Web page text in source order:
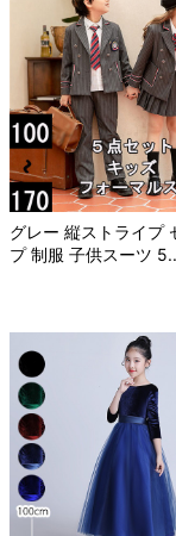
グレー 縦ストライプ
プ 制服 子供スーツ